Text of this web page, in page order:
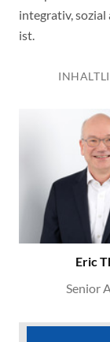
integrativ,
ist.
Eric
Senior